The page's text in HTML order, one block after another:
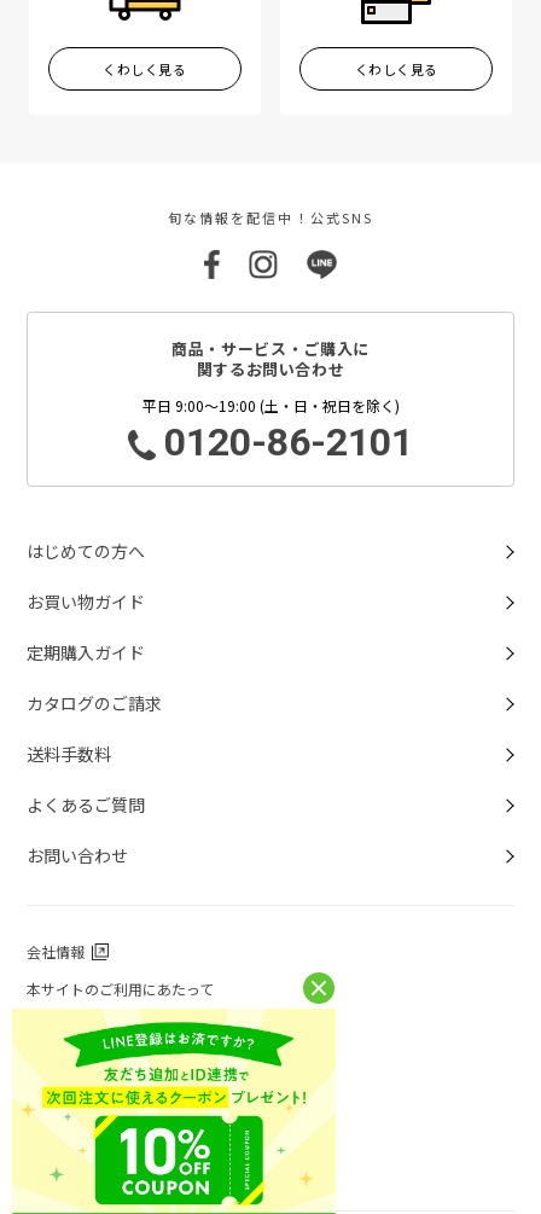
くわしく見る くわしく見る
旬な情報を配信中！公式SNS
商品・サービス・ご購入に
関するお問い合わせ
平日 9:00～19:00 (土・日・祝日を除く)
0120-86-2101
はじめての方へ
お買い物ガイド
定期購入ガイド
カタログのご請求
送料手数料
よくあるご質問
お問い合わせ
会社情報
本サイトのご利用にあたって
個人情報保護方針
個人情報取扱について
特定商取引法に基づく表記
お問い合わせ
ニチレイフーズ公式ホームページ